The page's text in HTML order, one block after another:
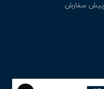
پیش سفارش